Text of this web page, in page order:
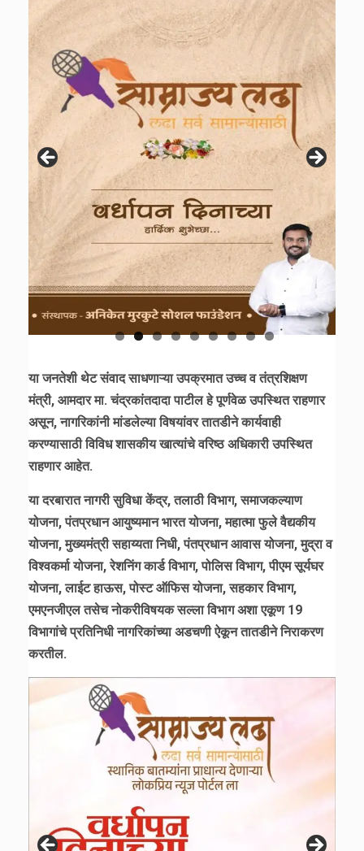
या जनतेशी थेट संवाद साधणाऱ्या उपक्रमात उच्च व तंत्रशिक्षण
मंत्री, आमदार मा. चंद्रकांतदादा पाटील हे पूर्णवेळ उपस्थित राहणार
असून, नागरिकांनी मांडलेल्या विषयांवर तातडीने कार्यवाही
करण्यासाठी विविध शासकीय खात्यांचे वरिष्ठ अधिकारी उपस्थित
राहणार आहेत.
या दरबारात नागरी सुविधा केंद्र, तलाठी विभाग, समाजकल्याण
योजना, पंतप्रधान आयुष्यमान भारत योजना, महात्मा फुले वैद्यकीय
योजना, मुख्यमंत्री सहाय्यता निधी, पंतप्रधान आवास योजना, मुद्रा व
विश्वकर्मा योजना, रेशनिंग कार्ड विभाग, पोलिस विभाग, पीएम सूर्यघर
योजना, लाईट हाऊस, पोस्ट ऑफिस योजना, सहकार विभाग,
एमएनजीएल तसेच नोकरीविषयक सल्ला विभाग अशा एकूण 19
विभागांचे प्रतिनिधी नागरिकांच्या अडचणी ऐकून तातडीने निराकरण
करतील.